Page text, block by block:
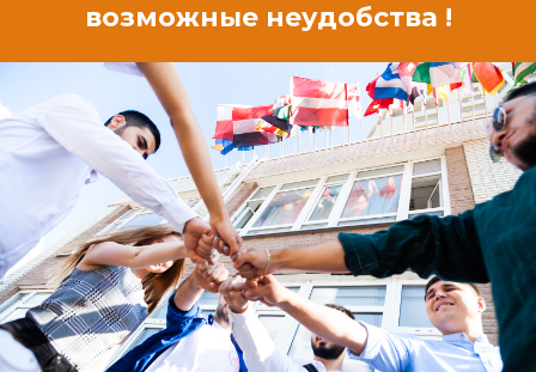
возможные неудобства !